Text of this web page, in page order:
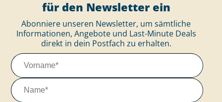
für den Newsletter ein
Abonniere unseren Newsletter, um sämtliche
Informationen, Angebote und Last-Minute Deals
direkt in dein Postfach zu erhalten.